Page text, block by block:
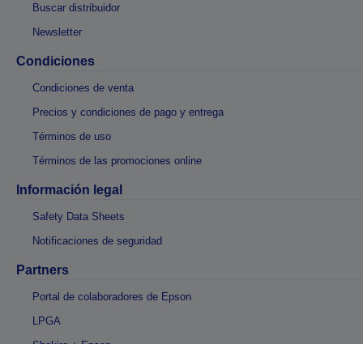
Buscar distribuidor
Newsletter
Condiciones
Condiciones de venta
Precios y condiciones de pago y entrega
Términos de uso
Términos de las promociones online
Información legal
Safety Data Sheets
Notificaciones de seguridad
Partners
Portal de colaboradores de Epson
LPGA